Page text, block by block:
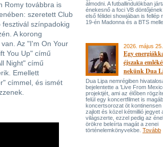
Romy továbbra is
szeretett Club
színpadokig
A korong
Az "I'm On Your
You Up" című
Night" című
Emellett
címmel, és ismét
álmodni. A futballindulókban
énekesnő a foci VB
első félidei showjában is fellép
19-én Madonna és a BTS
2026. május 25.
Egy
éjszaka
nekünk Dua
Dua Lipa nemrégiben
bejelentette a ’Live From
projektjét, ami az élőben
felül egy koncertfilmet is
koncertsorozat öt kontinensen
zajlott és közel kétmillió jegyet
világszerte, ezzel pedig az
örökre beleírta magát a zenei
történelemkönyvekbe. Tovább